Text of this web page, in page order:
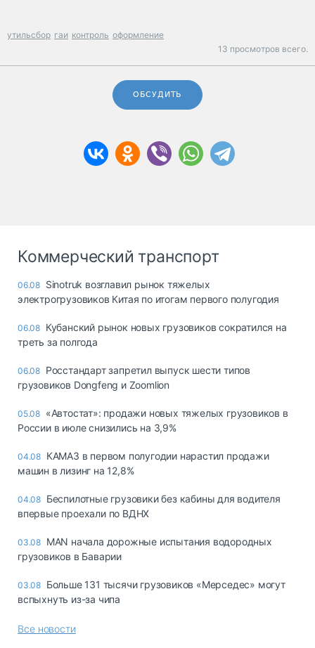
утильсбор гаи контроль оформление
13 просмотров всего.
ОБСУДИТЬ
Коммерческий транспорт
06.08 Sinotruk возглавил рынок тяжелых
электрогрузовиков Китая по итогам первого полугодия
06.08 Кубанский рынок новых грузовиков сократился на
треть за полгода
06.08 Росстандарт запретил выпуск шести типов
грузовиков Dongfeng и Zoomlion
05.08 «Автостат»: продажи новых тяжелых грузовиков в
России в июле снизились на 3,9%
04.08 КАМАЗ в первом полугодии нарастил продажи
машин в лизинг на 12,8%
04.08 Беспилотные грузовики без кабины для водителя
впервые проехали по ВДНХ
03.08 MAN начала дорожные испытания водородных
грузовиков в Баварии
03.08 Больше 131 тысячи грузовиков «Мерседес» могут
вспыхнуть из-за чипа
Все новости